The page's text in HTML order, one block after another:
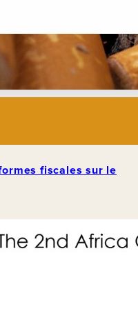
fiscales sur le